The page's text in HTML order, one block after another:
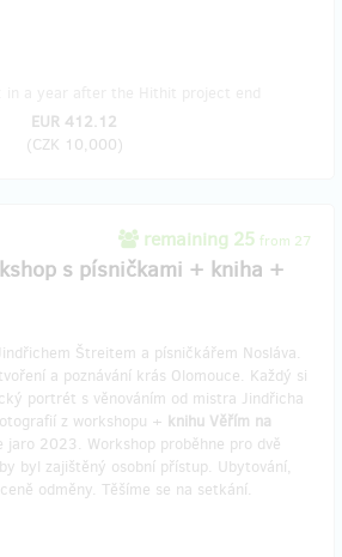
EUR 412.12
(CZK 10,000)
remaining 25 from 27
s písničkami + kniha +
Štreitem a písničkářem Nosláva.
a poznávání krás Olomouce. Každý si
portrét s věnováním od mistra Jindřicha
z workshopu + knihu Věřím na
jaro 2023. Workshop proběhne pro dvě
byl zajištěný osobní přístup. Ubytování,
odměny. Těšíme se na setkání.